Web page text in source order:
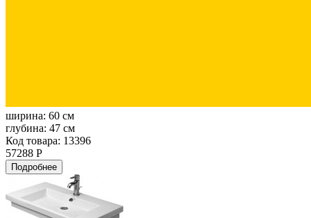
ширина: 60 см
глубина: 47 см
Код товара: 13396
57288 Р
Подробнее